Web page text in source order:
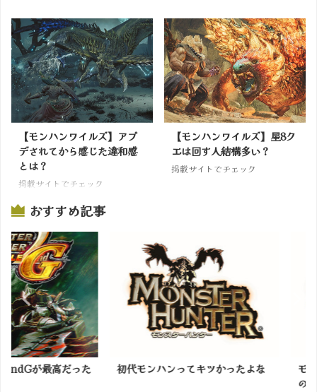
【モンハンワイルズ】アプ
デされてから感じた違和感
とは？
掲載サイトでチェック
【モンハンワイルズ】星8ク
エは回す人結構多い？
掲載サイトでチェック
おすすめ記事
最高だった 初代モンハンってキツかったよな
モンスタ
の余地有る